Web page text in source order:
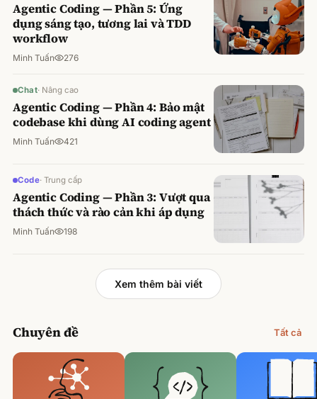
Agentic Coding — Phần 5: Ứng
dụng sáng tạo, tương lai và TDD
workflow
Minh Tuấn 276
Chat· Nâng cao
Agentic Coding — Phần 4: Bảo mật
codebase khi dùng AI coding agent
Minh Tuấn 421
Code· Trung cấp
Agentic Coding — Phần 3: Vượt qua
thách thức và rào cản khi áp dụng
Minh Tuấn 198
Xem thêm bài viết
Chuyên đề Tất cả